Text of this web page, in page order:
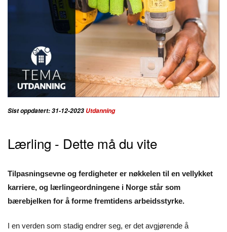
Sist oppdatert: 31-12-2023 Utdanning
Lærling - Dette må du vite
Tilpasningsevne og ferdigheter er nøkkelen til en vellykket
karriere, og lærlingeordningene i Norge står som
bærebjelken for å forme fremtidens arbeidsstyrke.
I en verden som stadig endrer seg, er det avgjørende å